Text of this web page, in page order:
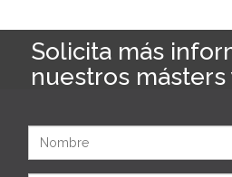
Solicita más
nuestros